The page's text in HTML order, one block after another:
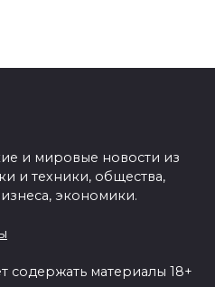
и мировые новости из
и техники, общества,
экономики.
содержать материалы 18+